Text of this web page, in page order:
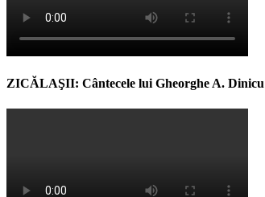
ZICĂLAŞII: Cântecele lui Gheorghe A. Dinicu